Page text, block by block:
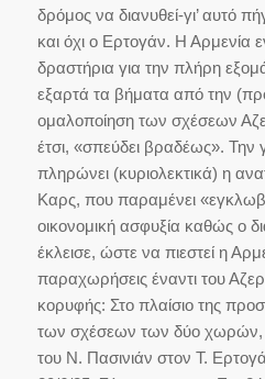
δρόμος να διανυθεί-γι’ αυτό
και όχι ο Ερτογάν. Η Αρμενία
δραστήρια για την πλήρη
εξαρτά τα βήματα από την
ομαλοποίηση των σχέσεων
έτσι, «σπεύδει βραδέως». Την
πληρώνει (κυριολεκτικά) η
Καρς, που παραμένει
οικονομική ασφυξία καθώς ο
έκλεισε, ώστε να πιεστεί η
παραχωρήσεις έναντι του
κορυφής: Στο πλαίσιο της
των σχέσεων των δύο χωρών,
του Ν. Πασινιάν στον Τ.